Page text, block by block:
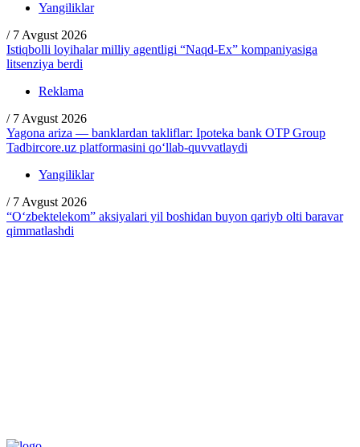
Yangiliklar
/ 7 Avgust 2026
Istiqbolli loyihalar milliy agentligi “Naqd-Ex” kompaniyasiga
litsenziya berdi
Reklama
/ 7 Avgust 2026
Yagona ariza — banklardan takliflar: Ipoteka bank OTP Group
Tadbircore.uz platformasini qo‘llab-quvvatlaydi
Yangiliklar
/ 7 Avgust 2026
“O‘zbektelekom” aksiyalari yil boshidan buyon qariyb olti baravar
qimmatlashdi